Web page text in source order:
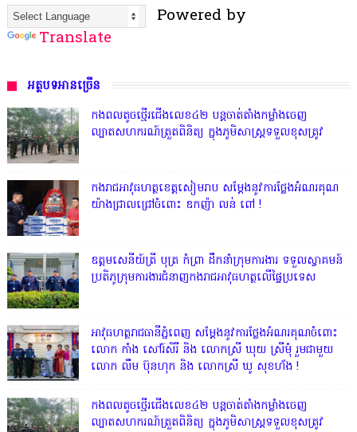
Powered by
Translate
អត្ថបទអានច្រើន
កងពលតូចថ្មើរជើងលេខ៤២ បន្តចាត់តាំងកម្លាំងចេញ
ល្បាតសហករណ៍ត្រួតពិនិត្យ ក្នុងភូមិសាស្រ្តទទួលខុសត្រូវ
កងរាជអាវុធហត្ថខេត្តសៀមរាប សម្តែងនូវការថ្លែងអំណរគុណ
យ៉ាងជ្រាលជ្រៅចំពោះ ឧកញ៉ា លន់ ពៅ !
ឧត្តមសេនីយ៍ត្រី បុត្រ កំព្រា ដឹកនាំក្រុមការងារ ទទួលស្វាគមន៍
ប្រតិភូក្រុមការងារជំនាញកងរាជអាវុធហត្ថលើផ្ទៃប្រទេស
អាវុធហត្ថរាជធានីភ្នំពេញ សម្តែងនូវការថ្លែងអំណរគុណចំពោះ
លោក កាំង សៅរ៍សិរី និង លោកស្រី ឃុយ ស្រីមុំ រួមជាមួយ
លោក លឹម ប៊ុនហុក និង លោកស្រី ឃូ សុខហ័ង !
កងពលតូចថ្មើរជើងលេខ៤២ បន្តចាត់តាំងកម្លាំងចេញ
ល្បាតសហករណ៍ត្រួតពិនិត្យ ក្នុងភូមិសាស្រ្តទទួលខុសត្រូវ